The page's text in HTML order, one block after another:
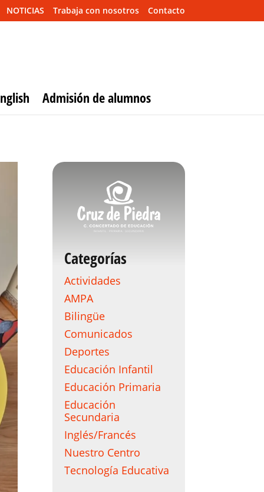
NOTICIAS Trabaja con nosotros Contacto
Admisión de alumnos
Categorías
Actividades
AMPA
Bilingüe
Comunicados
Deportes
Educación Infantil
Educación Primaria
Educación
Secundaria
Inglés/Francés
Nuestro Centro
Tecnología Educativa